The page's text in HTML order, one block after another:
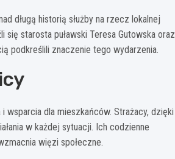
długą historią służby na rzecz lokalnej
starosta puławski Teresa Gutowska oraz
podkreślili znaczenie tego wydarzenia.
dla mieszkańców. Strażacy, dzięki
w każdej sytuacji. Ich codzienne
więzi społeczne.